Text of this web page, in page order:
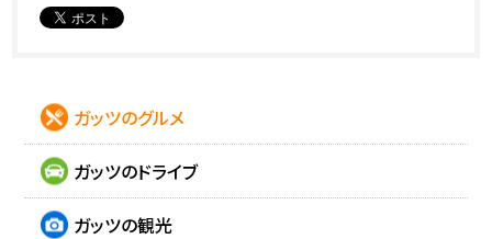
ガッツのグルメ
ガッツのドライブ
ガッツの観光